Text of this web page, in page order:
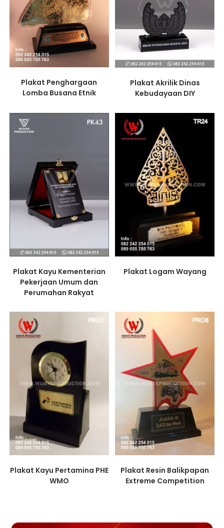
Plakat Penghargaan
Lomba Busana Etnik
Plakat Akrilik Dinas
Kebudayaan DIY
Plakat Kayu Kementerian
Pekerjaan Umum dan
Perumahan Rakyat
Plakat Logam Wayang
Plakat Kayu Pertamina PHE
WMO
Plakat Resin Balikpapan
Extreme Competition